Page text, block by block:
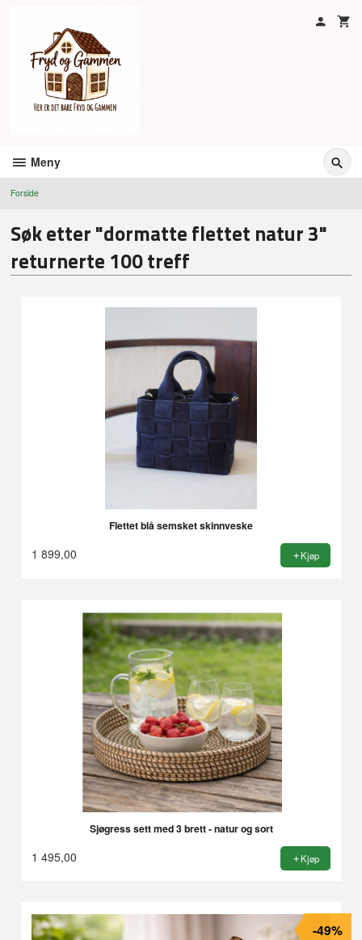
Meny
Forside
Søk etter "dormatte flettet natur 3"
returnerte 100 treff
Flettet blå semsket skinnveske
1 899,00 Kjøp
Sjøgress sett med 3 brett - natur og sort
1 495,00 Kjøp
-49%